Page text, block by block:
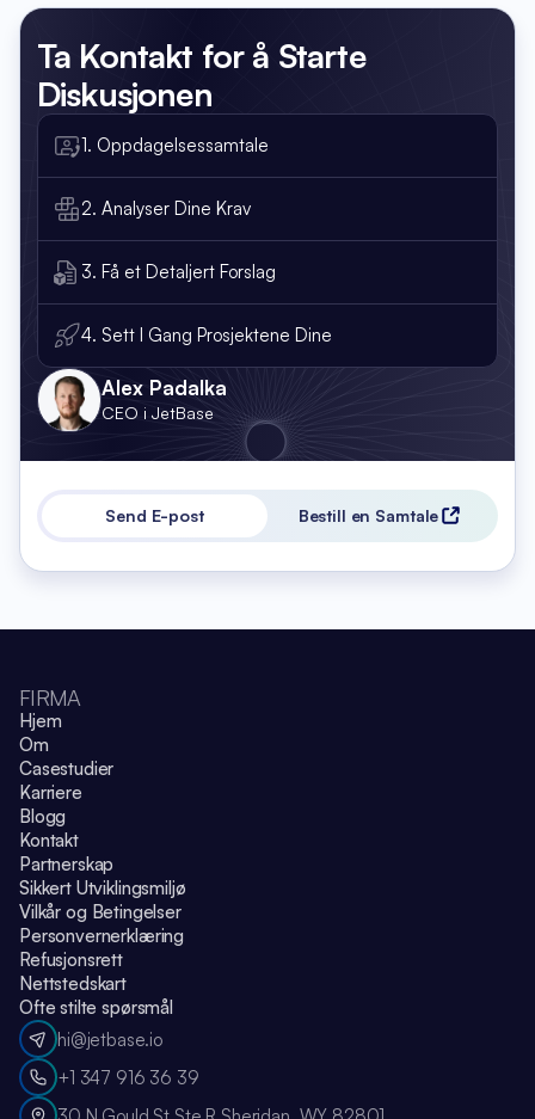
Ta Kontakt for å Starte
Diskusjonen
1. Oppdagelsessamtale
2. Analyser Dine Krav
3. Få et Detaljert Forslag
4. Sett I Gang Prosjektene Dine
Alex Padalka
CEO i JetBase
Send E-post Bestill en Samtale
FIRMA
Hjem
Om
Casestudier
Karriere
Blogg
Kontakt
Partnerskap
Sikkert Utviklingsmiljø
Vilkår og Betingelser
Personvernerklæring
Refusjonsrett
Nettstedskart
Ofte stilte spørsmål
hi@jetbase.io
+1 347 916 36 39